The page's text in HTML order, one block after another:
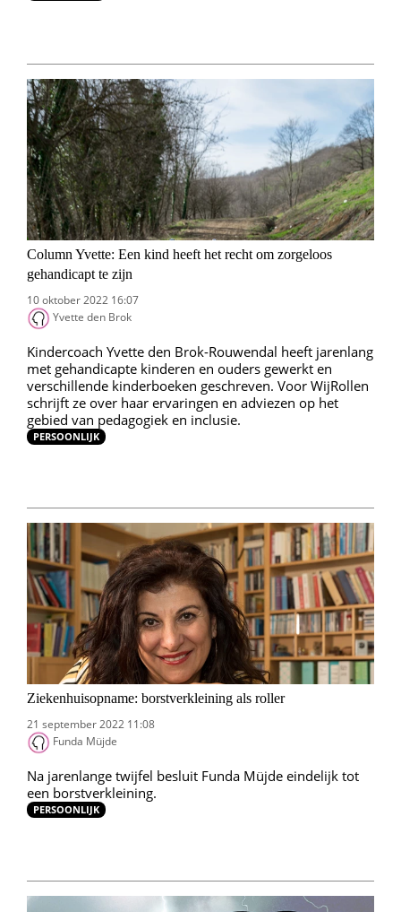
Column Yvette: Een kind heeft het recht om zorgeloos
gehandicapt te zijn
10 oktober 2022 16:07
Yvette den Brok
Kindercoach Yvette den Brok-Rouwendal heeft jarenlang
met gehandicapte kinderen en ouders gewerkt en
verschillende kinderboeken geschreven. Voor WijRollen
schrijft ze over haar ervaringen en adviezen op het
gebied van pedagogiek en inclusie.
PERSOONLIJK
Ziekenhuisopname: borstverkleining als roller
21 september 2022 11:08
Funda Müjde
Na jarenlange twijfel besluit Funda Müjde eindelijk tot
een borstverkleining.
PERSOONLIJK